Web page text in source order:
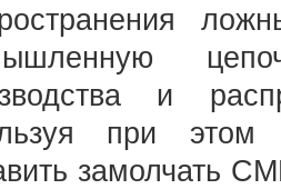
и
при этом
замолчать